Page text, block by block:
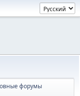
форумы